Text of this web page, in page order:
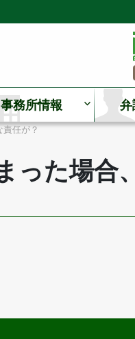
事務所情報 弁
任が？
った場合